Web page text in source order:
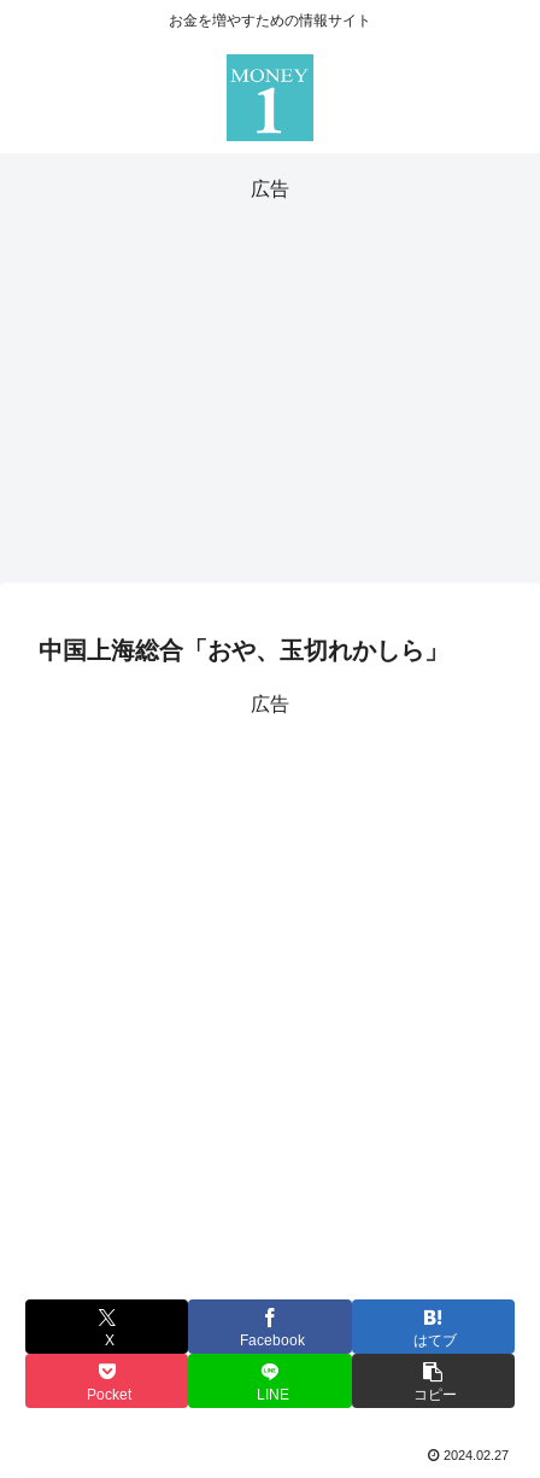
お金を増やすための情報サイト
広告
中国上海総合「おや、玉切れかしら」
広告
X Facebook はてブ
Pocket LINE コピー
2024.02.27